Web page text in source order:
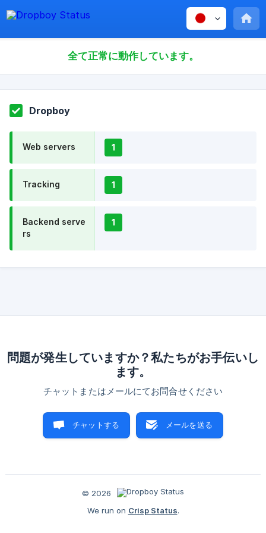
全て正常に動作しています。
Dropboy
Web servers 1
Tracking 1
Backend serve
rs
1
問題が発生していますか？私たちがお手伝いし
ます。
チャットまたはメールにてお問合せください
チャットする メールを送る
© 2026
We run on Crisp Status.